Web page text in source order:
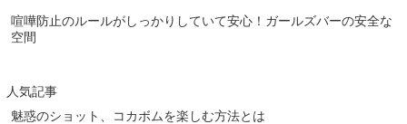
喧嘩防止のルールがしっかりしていて安心！ガールズバーの安全な
空間
人気記事
魅惑のショット、コカボムを楽しむ方法とは